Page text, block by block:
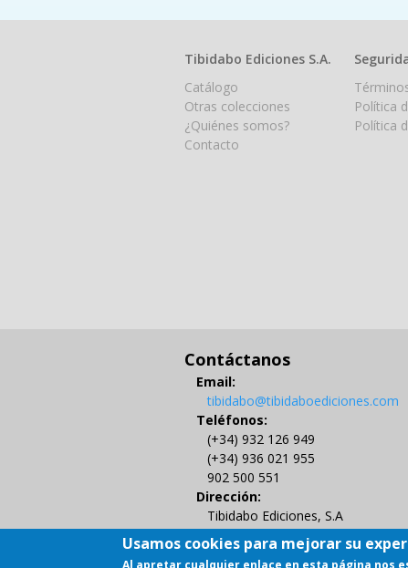
Tibidabo Ediciones S.A.
Catálogo
Otras colecciones
¿Quiénes somos?
Contacto
Política
Política
Contáctanos
Email:
tibidabo@tibidaboediciones.com
Teléfonos:
(+34) 932 126 949
(+34) 936 021 955
902 500 551
Dirección:
Tibidabo Ediciones, S.A
C/ Muntaner 479, 4º
08021 BARCELONA
Usamos cookies para mejorar su
Al apretar cualquier enlace en esta página nos